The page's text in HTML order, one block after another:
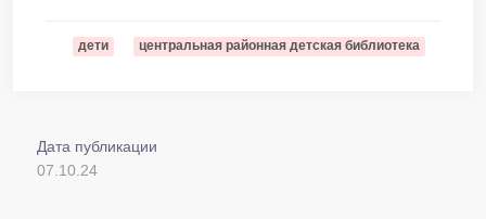
дети центральная районная детская библиотека
Дата публикации
07.10.24